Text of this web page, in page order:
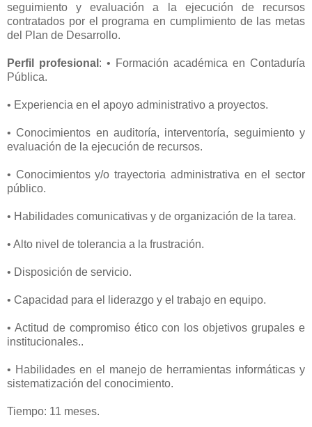
seguimiento y evaluación a la ejecución de recursos
contratados por el programa en cumplimiento de las metas
del Plan de Desarrollo.
Perfil profesional : • Formación académica en Contaduría
Pública.
• Experiencia en el apoyo administrativo a proyectos.
• Conocimientos en auditoría, interventoría, seguimiento y
evaluación de la ejecución de recursos.
• Conocimientos y/o trayectoria administrativa en el sector
público.
• Habilidades comunicativas y de organización de la tarea.
• Alto nivel de tolerancia a la frustración.
• Disposición de servicio.
• Capacidad para el liderazgo y el trabajo en equipo.
• Actitud de compromiso ético con los objetivos grupales e
institucionales..
• Habilidades en el manejo de herramientas informáticas y
sistematización del conocimiento.
Tiempo: 11 meses.